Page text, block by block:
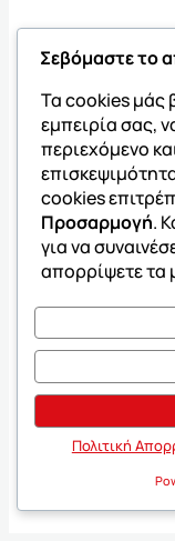
Σεβόμαστε το
Τα cookies μάς
εμπειρία σας,
περιεχόμενο
cookies
Προσαρμογή.
για να
απορρίψετε τα
Πολιτική